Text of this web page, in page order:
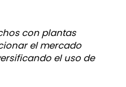
con plantas
el mercado
el uso de